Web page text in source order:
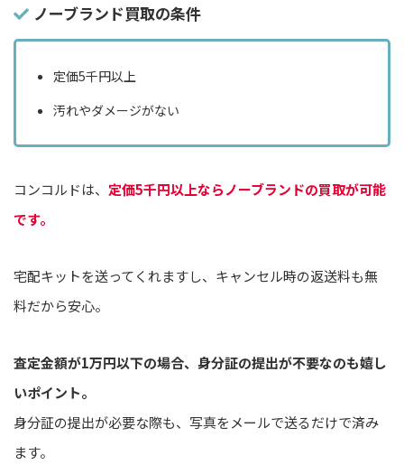
ノーブランド買取の条件
定価5千円以上
汚れやダメージがない
コンコルドは、 定価5千円以上ならノーブランドの買取が可能
です。
宅配キットを送ってくれますし、キャンセル時の返送料も無
料だから安心。
査定金額が1万円以下の場合、身分証の提出が不要なのも嬉し
いポイント。
身分証の提出が必要な際も、写真をメールで送るだけで済み
ます。